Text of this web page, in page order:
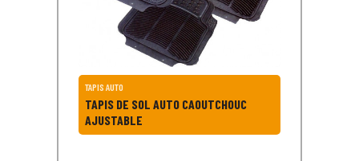
TAPIS AUTO
TAPIS DE SOL AUTO CAOUTCHOUC
AJUSTABLE